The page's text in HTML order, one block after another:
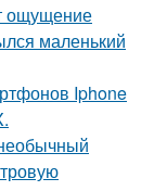
ощущение
маленький
Iphone